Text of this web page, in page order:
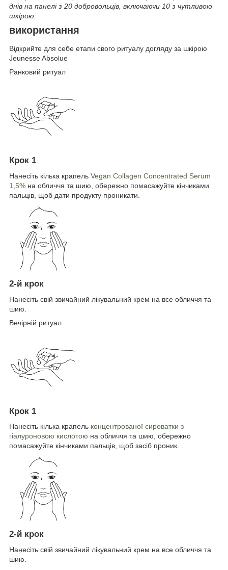
днів на панелі з 20 добровольців, включаючи 10 з чутливою
шкірою.
використання
Відкрийте для себе етапи свого ритуалу догляду за шкірою
Jeunesse Absolue
Ранковий ритуал
Крок 1
Нанесіть кілька крапель Vegan Collagen Concentrated Serum
1,5% на обличчя та шию, обережно помасажуйте кінчиками
пальців, щоб дати продукту проникати.
2-й крок
Нанесіть свій звичайний лікувальний крем на все обличчя та
шию.
Вечірній ритуал
Крок 1
Нанесіть кілька крапель концентрованої сироватки з
гіалуроновою кислотою на обличчя та шию, обережно
помасажуйте кінчиками пальців, щоб засіб проник. .
2-й крок
Нанесіть свій звичайний лікувальний крем на все обличчя та
шию.